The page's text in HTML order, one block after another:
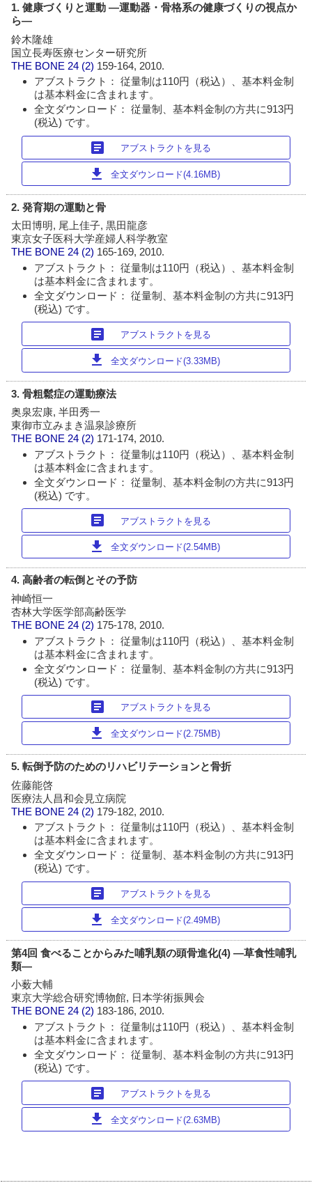
1. 健康づくりと運動 ―運動器・骨格系の健康づくりの視点か
ら―
鈴木隆雄
国立長寿医療センター研究所
THE BONE 24 (2) 159-164, 2010.
アブストラクト： 従量制は110円（税込）、基本料金制
は基本料金に含まれます。
全文ダウンロード： 従量制、基本料金制の方共に913円
(税込) です。
article アブストラクトを見る
download 全文ダウンロード(4.16MB)
2. 発育期の運動と骨
太田博明, 尾上佳子, 黒田龍彦
東京女子医科大学産婦人科学教室
THE BONE 24 (2) 165-169, 2010.
アブストラクト： 従量制は110円（税込）、基本料金制
は基本料金に含まれます。
全文ダウンロード： 従量制、基本料金制の方共に913円
(税込) です。
article アブストラクトを見る
download 全文ダウンロード(3.33MB)
3. 骨粗鬆症の運動療法
奥泉宏康, 半田秀一
東御市立みまき温泉診療所
THE BONE 24 (2) 171-174, 2010.
アブストラクト： 従量制は110円（税込）、基本料金制
は基本料金に含まれます。
全文ダウンロード： 従量制、基本料金制の方共に913円
(税込) です。
article アブストラクトを見る
download 全文ダウンロード(2.54MB)
4. 高齢者の転倒とその予防
神崎恒一
杏林大学医学部高齢医学
THE BONE 24 (2) 175-178, 2010.
アブストラクト： 従量制は110円（税込）、基本料金制
は基本料金に含まれます。
全文ダウンロード： 従量制、基本料金制の方共に913円
(税込) です。
article アブストラクトを見る
download 全文ダウンロード(2.75MB)
5. 転倒予防のためのリハビリテーションと骨折
佐藤能啓
医療法人昌和会見立病院
THE BONE 24 (2) 179-182, 2010.
アブストラクト： 従量制は110円（税込）、基本料金制
は基本料金に含まれます。
全文ダウンロード： 従量制、基本料金制の方共に913円
(税込) です。
article アブストラクトを見る
download 全文ダウンロード(2.49MB)
第4回 食べることからみた哺乳類の頭骨進化(4) ―草食性哺乳
類―
小薮大輔
東京大学総合研究博物館, 日本学術振興会
THE BONE 24 (2) 183-186, 2010.
アブストラクト： 従量制は110円（税込）、基本料金制
は基本料金に含まれます。
全文ダウンロード： 従量制、基本料金制の方共に913円
(税込) です。
article アブストラクトを見る
download 全文ダウンロード(2.63MB)